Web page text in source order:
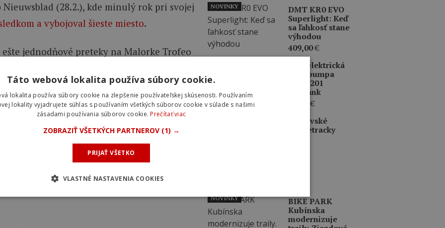
(28.2.), kde minulý rok pri svojej
a vybojoval šieste miesto.
jednodňové preteky na Malorke Trofeo
na Grand Prix Cycliste la Marseillaise (1.2.)
Etoile de Bessèges (4.2 – 8.2.).
pretekov Clásica Jaén (16.2.), ktoré majú
pretože obsahuje niekoľko sektorov
roku 2026
DMT KR0 EVO
Superlight: Keď
sa ľahkosť stane
výhodou
409,00€
NOVINKY
BBB elektrická
mini pumpa
BMP-201
BarBank
€
Prešovské
singletracky
BIKE PARK
Kubínska
modernizuje
NOVINKY
Táto webová lokalita používa súbory cookie.
lokalita používa súbory cookie na zlepšenie používateľskej skúsenosti. Používaním
lokality vyjadrujete súhlas s používaním všetkých súborov cookie v súlade s našimi
zásadami používania súborov cookie.Prečítať viac
ZOBRAZIŤ VŠETKÝCH PARTNEROV (1) →
PRIJAŤ VŠETKO
VLASTNÉ NASTAVENIA COOKIES